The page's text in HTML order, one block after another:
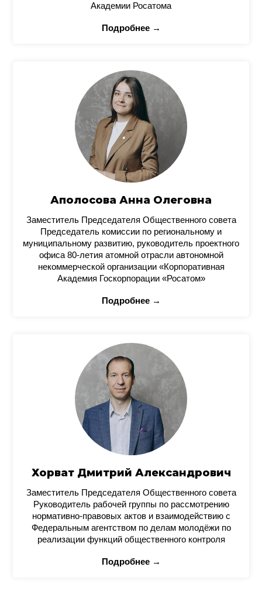
Академии Росатома
Подробнее →
Аполосова Анна Олеговна
Заместитель Председателя Общественного совета
Председатель комиссии по региональному и
муниципальному развитию, руководитель проектного
офиса 80-летия атомной отрасли автономной
некоммерческой организации «Корпоративная
Академия Госкорпорации «Росатом»
Подробнее →
Хорват Дмитрий Александрович
Заместитель Председателя Общественного совета
Руководитель рабочей группы по рассмотрению
нормативно-правовых актов и взаимодействию с
Федеральным агентством по делам молодёжи по
реализации функций общественного контроля
Подробнее →